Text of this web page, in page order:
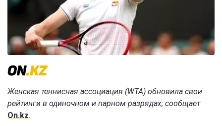
Женская теннисная ассоциация (WTA) обновила свои
рейтинги в одиночном и парном разрядах, сообщает
On.kz.